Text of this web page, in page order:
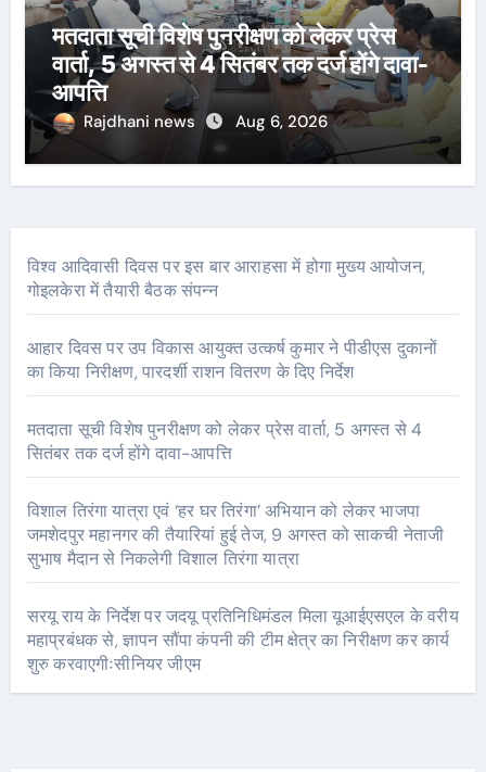
मतदाता सूची विशेष पुनरीक्षण को लेकर प्रेस
वार्ता, 5 अगस्त से 4 सितंबर तक दर्ज होंगे दावा-
आपत्ति
Rajdhani news Aug 6, 2026
विश्व आदिवासी दिवस पर इस बार आराहसा में होगा मुख्य आयोजन,
गोइलकेरा में तैयारी बैठक संपन्न
आहार दिवस पर उप विकास आयुक्त उत्कर्ष कुमार ने पीडीएस दुकानों
का किया निरीक्षण, पारदर्शी राशन वितरण के दिए निर्देश
मतदाता सूची विशेष पुनरीक्षण को लेकर प्रेस वार्ता, 5 अगस्त से 4
सितंबर तक दर्ज होंगे दावा-आपत्ति
विशाल तिरंगा यात्रा एवं ‘हर घर तिरंगा’ अभियान को लेकर भाजपा
जमशेदपुर महानगर की तैयारियां हुई तेज, 9 अगस्त को साकची नेताजी
सुभाष मैदान से निकलेगी विशाल तिरंगा यात्रा
सरयू राय के निर्देश पर जदयू प्रतिनिधिमंडल मिला यूआईएसएल के वरीय
महाप्रबंधक से, ज्ञापन सौंपा कंपनी की टीम क्षेत्र का निरीक्षण कर कार्य
शुरु करवाएगीःसीनियर जीएम